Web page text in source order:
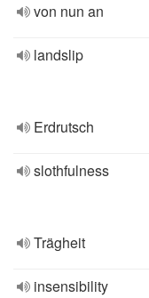
von nun an
landslip
Erdrutsch
slothfulness
Trägheit
insensibility